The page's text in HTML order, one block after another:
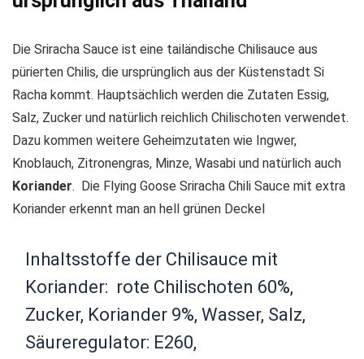
Die Sriracha Sauce ist eine tailändische Chilisauce aus
pürierten Chilis, die ursprünglich aus der Küstenstadt Si
Racha kommt. Hauptsächlich werden die Zutaten Essig,
Salz, Zucker und natürlich reichlich Chilischoten verwendet.
Dazu kommen weitere Geheimzutaten wie Ingwer,
Knoblauch, Zitronengras, Minze, Wasabi und natürlich auch
Koriander. Die Flying Goose Sriracha Chili Sauce mit extra
Koriander erkennt man an hell grünen Deckel
Inhaltsstoffe der Chilisauce mit
Koriander: rote Chilischoten 60%,
Zucker, Koriander 9%, Wasser, Salz,
Säureregulator: E260,